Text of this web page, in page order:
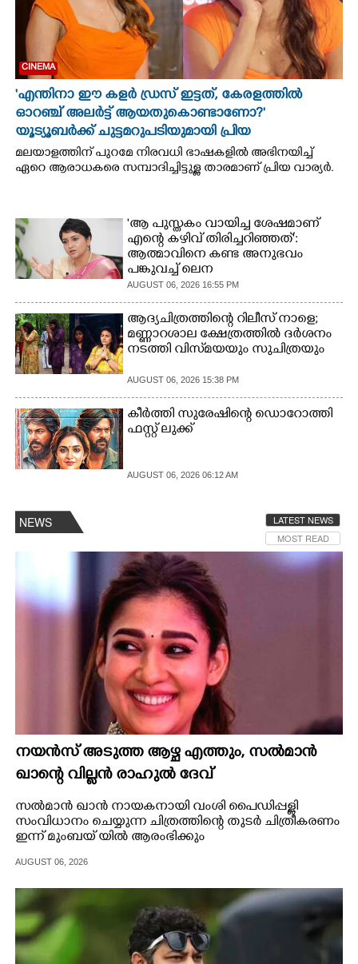
LIFESTYLE
SPIRITUAL
INFO+
ASTRO
CARTOONS
LITERATURE
ZOOM
CONTACT US
CINEMA
'എന്തിനാ ഈ കളർ ഡ്രസ് ഇട്ടത്, കേരളത്തിൽ
ഓറഞ്ച് അല‌ർട്ട് ആയതുകൊണ്ടാണോ?'
യൂട്യൂബർക്ക് ചുട്ടമറുപടിയുമായി പ്രിയ
മലയാളത്തിന് പുറമേ നിരവധി ഭാഷകളിൽ അഭിനയിച്ച്
ഏറെ ആരാധകരെ സമ്പാദിച്ചിട്ടുള്ള താരമാണ് പ്രിയ വാര്യർ.
'ആ പുസ്തകം വായിച്ച ശേഷമാണ്
എന്റെ കഴിവ് തിരിച്ചറിഞ്ഞത്':
ആത്മാവിനെ കണ്ട അനുഭവം
പങ്കുവച്ച് ലെന
AUGUST 06, 2026 16:55 PM
ആദ്യചിത്രത്തിന്റെ റിലീസ് നാളെ;
മണ്ണാറശാല ക്ഷേത്രത്തിൽ ദർശനം
നടത്തി വിസ്‌മയയും സുചിത്രയും
AUGUST 06, 2026 15:38 PM
കീർത്തി സുരേഷിന്റെ ഡൊറോത്തി
ഫസ്റ്റ് ലുക്ക്
AUGUST 06, 2026 06:12 AM
NEWS
LATEST NEWS
MOST READ
നയൻസ് അടുത്ത ആഴ്ച എത്തും, സൽമാൻ
ഖാന്റെ വില്ലൻ രാഹുൽ ദേവ്
സൽമാൻ ഖാൻ നായകനായി വംശി പൈഡിപ്പള്ളി
സംവിധാനം ചെയ്യുന്ന ചിത്രത്തിന്റെ തുടർ ചിത്രീകരണം
ഇന്ന് മുംബയ് യിൽ ആരംഭിക്കും
AUGUST 06, 2026